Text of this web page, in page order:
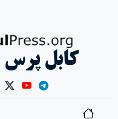
کابل پرس